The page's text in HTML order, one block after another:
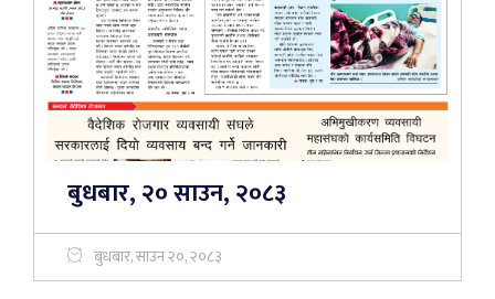
बुधबार, २० साउन, २०८३
बुधबार, साउन २०, २०८३